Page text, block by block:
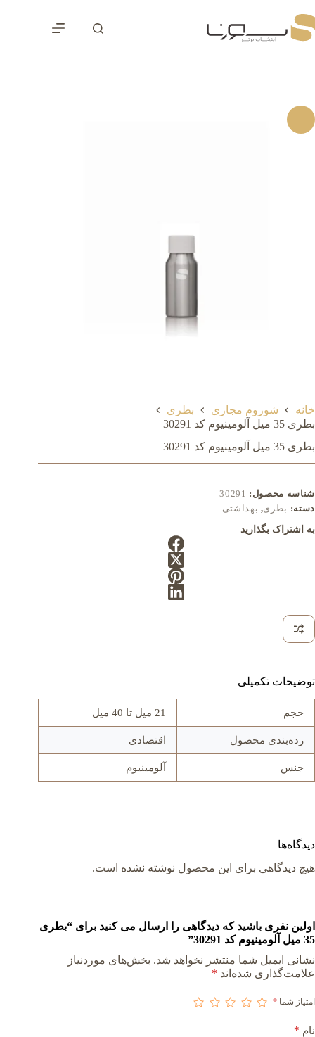
به
محتوا
خانه شوروم مجازی
بطری
بطری 35 میل آلومينيوم کد 30291
بطری 35 میل آلومينيوم کد 30291
شناسه محصول: 30291
دسته: بطری, بهداشتی
به اشتراک بگذارید
توضیحات تکمیلی
حجم 21 میل تا 40 میل
رده‌بندی محصول اقتصادی
جنس آلومينيوم
دیدگاه‌ها
هیچ دیدگاهی برای این محصول نوشته نشده است.
اولین نفری باشید که دیدگاهی را ارسال می کنید برای “بطری
35 میل آلومينيوم کد 30291”
نشانی ایمیل شما منتشر نخواهد شد. بخش‌های موردنیاز
علامت‌گذاری شده‌اند *
امتیاز شما *
نام *